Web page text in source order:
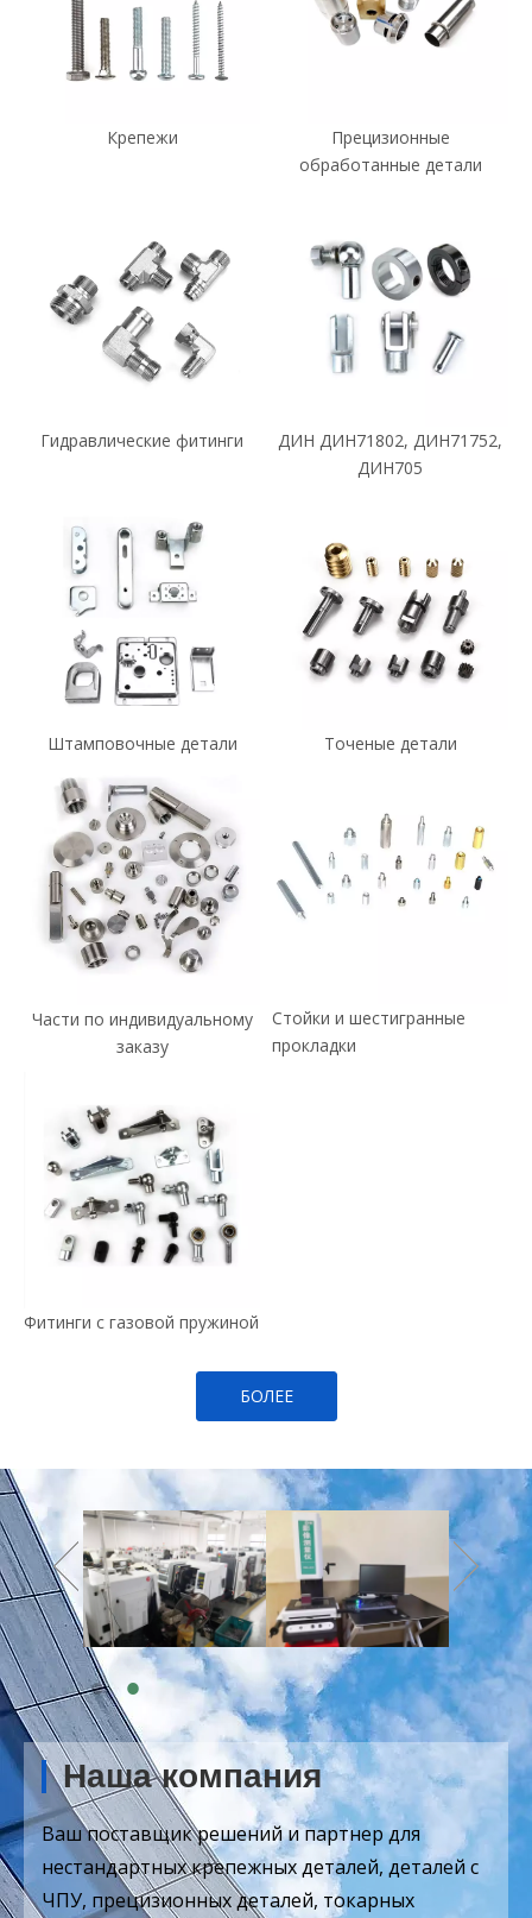
Крепежи
Прецизионные
обработанные детали
Гидравлические фитинги
ДИН ДИН71802, ДИН71752,
ДИН705
Штамповочные детали Точеные детали
Части по индивидуальному
заказу
Стойки и шестигранные
прокладки
Фитинги с газовой пружиной
БОЛЕЕ
Наша компания
Ваш поставщик решений и партнер для
нестандартных крепежных деталей, деталей с
ЧПУ, прецизионных деталей, токарных